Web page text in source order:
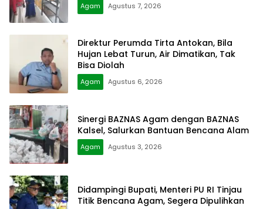
Agam Agustus 7, 2026
Direktur Perumda Tirta Antokan, Bila
Hujan Lebat Turun, Air Dimatikan, Tak
Bisa Diolah
Agam Agustus 6, 2026
Sinergi BAZNAS Agam dengan BAZNAS
Kalsel, Salurkan Bantuan Bencana Alam
Agam Agustus 3, 2026
Didampingi Bupati, Menteri PU RI Tinjau
Titik Bencana Agam, Segera Dipulihkan